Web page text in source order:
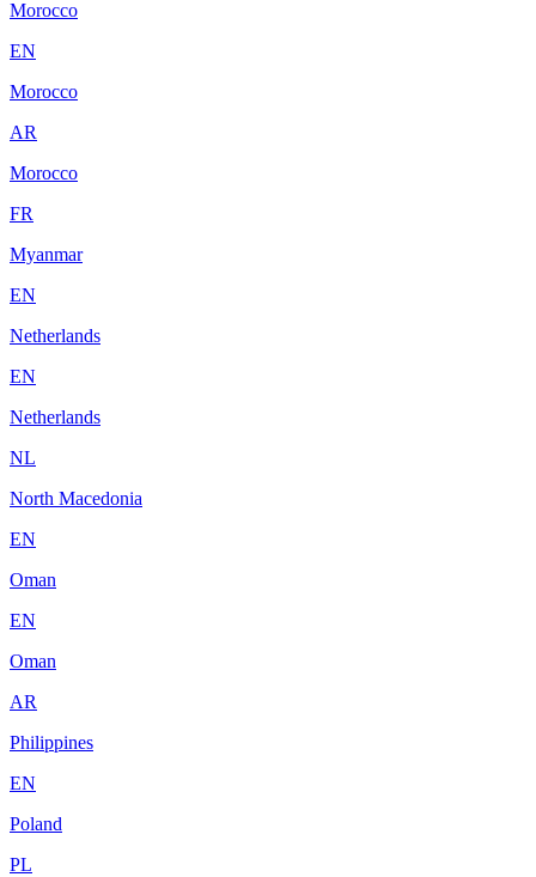
Morocco
EN
Morocco
AR
Morocco
FR
Myanmar
EN
Netherlands
EN
Netherlands
NL
North Macedonia
EN
Oman
EN
Oman
AR
Philippines
EN
Poland
PL